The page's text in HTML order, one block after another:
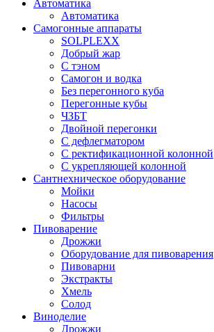
Автоматика
Автоматика
Самогонные аппараты
SOLPLEXX
Добрый жар
С тэном
Самогон и водка
Без перегонного куба
Перегонные кубы
ЧЗБТ
Двойной перегонки
С дефлегматором
С ректификационной колонной
С укрепляющей колонной
Сантнехническое оборудование
Мойки
Насосы
Фильтры
Пивоварение
Дрожжи
Оборудование для пивоварения
Пивоварни
Экстракты
Хмель
Солод
Виноделие
Дрожжи